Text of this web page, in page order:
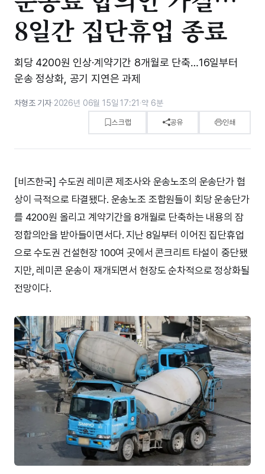
8일간 집단휴업 종료
회당 4200원 인상·계약기간 8개월로 단축…16일부터
운송 정상화, 공기 지연은 과제
차형조 기자·2026년 06월 15일 17:21 ·약 6분
스크랩 공유 인쇄
[비즈한국] 수도권 레미콘 제조사와 운송노조의 운송단가 협
상이 극적으로 타결됐다. 운송노조 조합원들이 회당 운송단가
를 4200원 올리고 계약기간을 8개월로 단축하는 내용의 잠
정합의안을 받아들이면서다. 지난 8일부터 이어진 집단휴업
으로 수도권 건설현장 100여 곳에서 콘크리트 타설이 중단됐
지만, 레미콘 운송이 재개되면서 현장도 순차적으로 정상화될
전망이다.